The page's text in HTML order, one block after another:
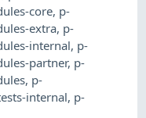
core, p-
extra, p-
internal, p-
partner, p-
, p-
internal, p-